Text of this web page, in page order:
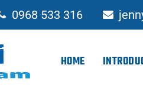
0968 533 316
HOME